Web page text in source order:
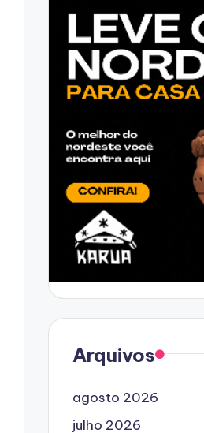
Arquivos
agosto 2026
julho 2026